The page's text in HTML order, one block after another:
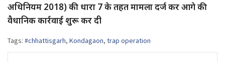
अधिनियम 2018) की धारा 7 के तहत मामला दर्ज कर आगे की
वैधानिक कार्रवाई शुरू कर दी
Tags: #chhattisgarh, Kondagaon, trap operation